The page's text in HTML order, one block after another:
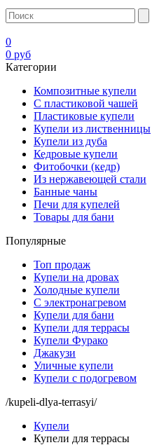
0
0 руб
Категории
Композитные купели
С пластиковой чашей
Пластиковые купели
Купели из лиственницы
Купели из дуба
Кедровые купели
Фитобочки (кедр)
Из нержавеющей стали
Банные чаны
Печи для купелей
Товары для бани
Популярные
Топ продаж
Купели на дровах
Холодные купели
С электронагревом
Купели для бани
Купели для террасы
Купели Фурако
Джакузи
Уличные купели
Купели с подогревом
/kupeli-dlya-terrasyi/
Купели
Купели для террасы